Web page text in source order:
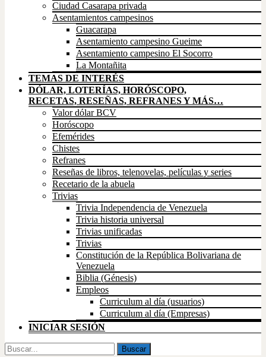
Ciudad Casarapa privada
Asentamientos campesinos
Guacarapa
Asentamiento campesino Gueime
Asentamiento campesino El Socorro
La Montañita
TEMAS DE INTERÉS
DÓLAR, LOTERÍAS, HORÓSCOPO,
RECETAS, RESEÑAS, REFRANES Y MÁS…
Valor dólar BCV
Horóscopo
Efemérides
Chistes
Refranes
Reseñas de libros, telenovelas, películas y series
Recetario de la abuela
Trivias
Trivia Independencia de Venezuela
Trivia historia universal
Trivias unificadas
Trivias
Constitución de la República Bolivariana de
Venezuela
Biblia (Génesis)
Empleos
Curriculum al día (usuarios)
Curriculum al día (Empresas)
INICIAR SESIÓN
Buscar